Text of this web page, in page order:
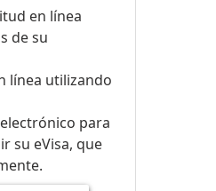
en línea
de su
línea utilizando
para
su eVisa, que